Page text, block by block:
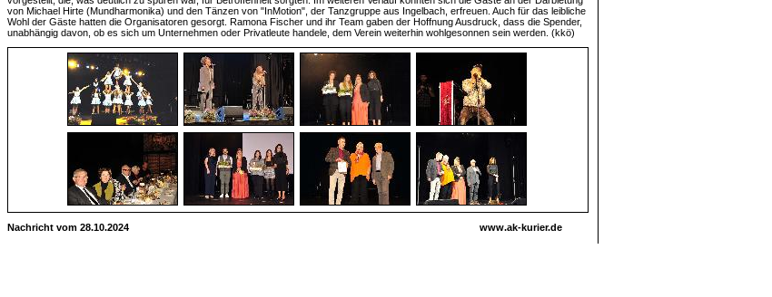
von Michael Hirte (Mundharmonika) und den Tänzen von "InMotion", der Tanzgruppe aus Ingelbach, erfreuen. Auch für das leibliche
Wohl der Gäste hatten die Organisatoren gesorgt. Ramona Fischer und ihr Team gaben der Hoffnung Ausdruck, dass die Spender,
unabhängig davon, ob es sich um Unternehmen oder Privatleute handele, dem Verein weiterhin wohlgesonnen sein werden. (kkö)
Nachricht vom 28.10.2024
www.ak-kurier.de